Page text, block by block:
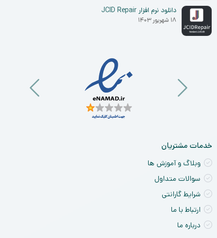
دانلود نرم افزار JCID Repair
۱۸ شهریور ۱۴۰۳
خدمات مشتریان
وبلاگ و آموزش ها
سوالات متداول
شرایط گارانتی
ارتباط با ما
درباره ما